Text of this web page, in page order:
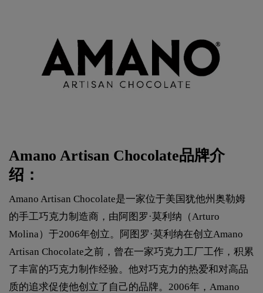
Amano Artisan Chocolate品牌介
绍：
Amano Artisan Chocolate是一家位于美国犹他州奥勒姆
的手工巧克力制造商，由阿图罗·莫利纳（Arturo
Molina）于2006年创立。阿图罗·莫利纳在创立Amano
Artisan Chocolate之前，曾在一家巧克力工厂工作，积累
了丰富的巧克力制作经验。他对巧克力的热爱和对高品
质的追求促使他创立了自己的品牌。2006年，Amano